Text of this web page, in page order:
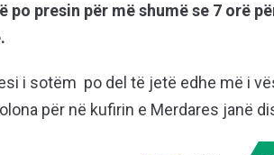
po presin për më shumë se 7 orë
i sotëm po del të jetë edhe më i
për në kufirin e Merdares janë